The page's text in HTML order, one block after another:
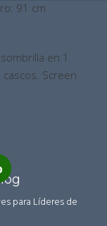
91 cm
en 1
Screen
para Líderes de